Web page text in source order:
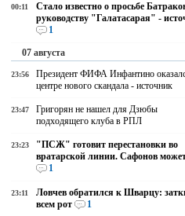
00:11
Стало известно о просьбе
руководству "Галатасарая" -
1
07 августа
23:56
Президент ФИФА Инфантино
центре нового скандала - источник
23:47
Григорян не нашел для Дзюбы
подходящего клуба в РПЛ
23:23
"ПСЖ" готовит перестановки во
вратарской линии. Сафонов
1
23:11
Ловчев обратился к Шварцу:
всем рот
1